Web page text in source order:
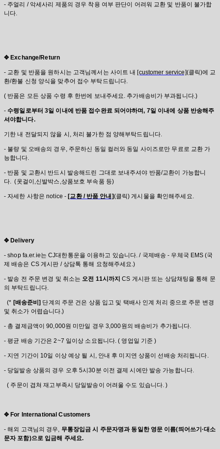
- 주얼리 / 악세사리 제품의 경우 착용 여부 판단이 어려워 교환 및 반품이 불가합
니다.
✥ Exchange/Return
- 교환 및 반품을 원하시는 고객님께서는 사이트 내 [customer service](클릭)에 교
환/환불 신청 양식을 맞추어 접수 부탁드립니다.
( 반품은 모든 상품 수령 후 한번에 보내주세요. 추가배송비가 부과됩니다.)
- 수령일로부터 3일 이내에 반품 접수완료 되어야하며, 7일 이내에 상품 반송해주
셔야합니다.
기한 내 전달되지 않을 시, 처리 불가한 점 양해부탁드립니다.
- 불량 및 오배송의 경우, 주문하신 동일 컬러와 동일 사이즈로만 무료로 교환 가
능합니다.
- 반품 및 교환시 반드시 발송해드린 그대로 보내주셔야 반품/교환이 가능합니
다. (옷걸이,신발박스,상품보호 부속품 등)
- 자세한 사항은 notice - [교환 / 반품 안내](클릭) 게시물을 확인해주세요.
✥ Delivery
- shop fa.er.ie는 CJ대한통운을 이용하고 있습니다. / 국제배송 - 우체국 EMS (국
제 배송은 CS 게시판 / 상담톡 통해 요청해주세요.)
- 발송 전 주문 변경 및 취소는 오전 11시까지 CS 게시판 또는 상담채팅을 통해 문
의 부탁드립니다.
(* [배송준비] 단계의 주문 건은 상품 입고 및 택배사 인계 처리 중으로 주문 변경
및 취소가 어렵습니다.)
- 총 결제금액이 90,000원 미만일 경우 3,000원의 배송비가 추가됩니다.
- 평균 배송 기간은 2~7 일이상 소요됩니다. ( 영업일 기준 )
- 지연 기간이 10일 이상 예상 될 시, 안내 후 미지연 상품이 선배송 처리됩니다.
- 당일발송 상품의 경우 오후 5시30분 이전 결제 시에만 발송 가능합니다.
( 주문이 겹쳐 재고부족시 당일발송이 어려울 수도 있습니다. )
✥ For International Customers
-해외 고객님의 경우, 무통장입금 시 주문자명과 동일한 영문 이름(띄어쓰기·대소
문자 포함)으로 입금해 주세요.